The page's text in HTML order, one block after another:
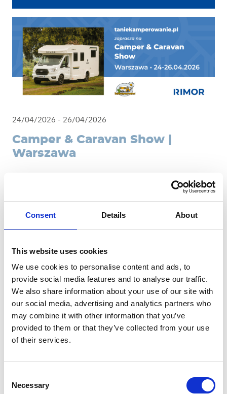
Consent Details About
This website uses cookies
We use cookies to personalise content and ads, to
provide social media features and to analyse our traffic.
We also share information about your use of our site with
our social media, advertising and analytics partners who
may combine it with other information that you’ve
provided to them or that they’ve collected from your use
of their services.
Selection
Necessary
24/04/2026 - 26/04/2026
Camper & Caravan Show |
Warszawa
Już czuć klimat camperlife na targach Camper & Caravan
kwietnia, aby odkryć kampery i vany projektowane i
produkowane we Włoszech – tam, gdzie komfort spotyka się
Sterowanie światłem i funkcjami pojazdu ze smartfona –
MEB 300 Smart Energy System
Przemyślane przestrzenie dla maksymalnego komfortu
w trasie i na postoju
Technologia pokładowa dająca pełną kontrolę nad
podróżą
Odwiedź nas na stoisku F3.44 i odkryj kampery Rimor.
Nie możesz doczekać się targów? Nie czekaj, skontaktuj się z
nami już teraz!
Kontakt: https://taniekamperowanie.pl/kontakt/